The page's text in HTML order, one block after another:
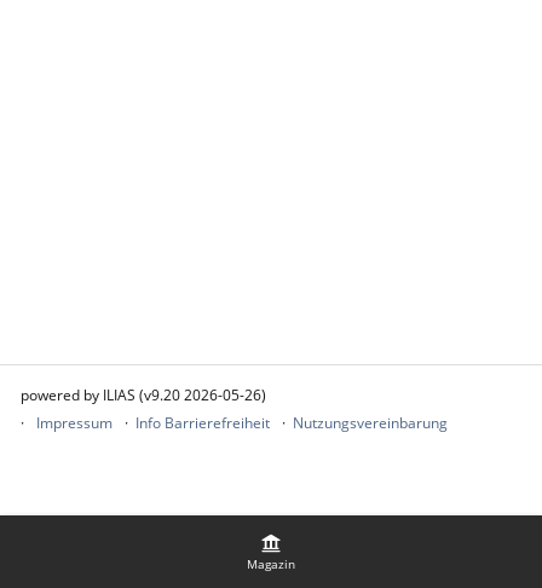
Magazin
powered by ILIAS (v9.20 2026-05-26)
Impressum
Info Barrierefreiheit Nutzungsvereinbarung